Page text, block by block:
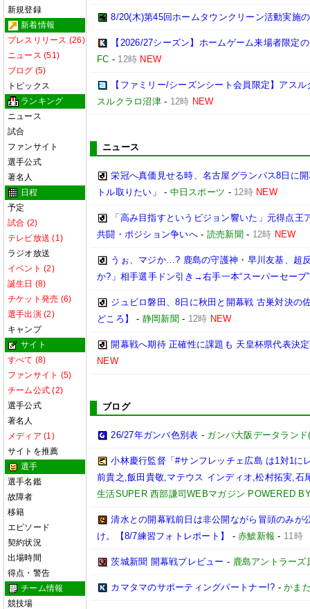
新規登録
新着情報
プレスリリース (26)
ニュース (51)
ブログ (5)
トピックス
ランキング
ニュース
試合
ファンサイト
選手公式
著名人
日程
予定
試合 (2)
テレビ放送 (1)
ラジオ放送
イベント (2)
誕生日 (8)
チケット発売 (6)
選手出演 (2)
キャンプ
サイト
すべて (8)
ファンサイト (5)
チーム公式 (2)
選手公式
著名人
メディア (1)
サイトを推薦
選手
選手名鑑
故障者
移籍
エピソード
契約状況
出場時間
得点・警告
チーム情報
競技場
8/20(木)第45回ホームタウンクリーン活動実施
【2026/27シーズン】ホームゲーム来場者限定
FC - 12時 NEW
【ファミリー/シーズンシート会員限定】アス
スルクラロ沼津- 12時 NEW
ニュース
栄冠へ真価見せる時、名古屋グランパス8日に
トル取りたい」
- 中日スポーツ - 12時 NEW
「高み目指すというビジョン響いた」元得点
共闘・ポジション争いへ- 読売新聞 - 12時 NEW
うぉ、マジか…? 鹿島の守護神・早川友基、超
か?」相手選手ドン引き→右手一本“スーパーセーブ”
ジュビロ磐田、8日に秋田と開幕戦 古巣対決の
どころ】
- 静岡新聞 - 12時 NEW
開幕戦へ期待 正確性に課題も 天皇杯県代表決
NEW
ブログ
26/27年ガンバ色別表 - ガンバ大阪データラン
小林慶行監督「#サンフレッチェ広島 は1対1に
前貴之,飯田貴敬,マテウス インディオ,松村拓実,石
生活SUPER 西部謙司WEBマガジン POWERED
清水との開幕戦前日は非公開ながら冒頭のみが
け。【8/7練習フォトレポート】
-赤鯱新報 - 11時
茨城新聞 開幕戦プレビュー - 鹿島アントラーズ
カマタマのサポーティングパートナー!? -かま